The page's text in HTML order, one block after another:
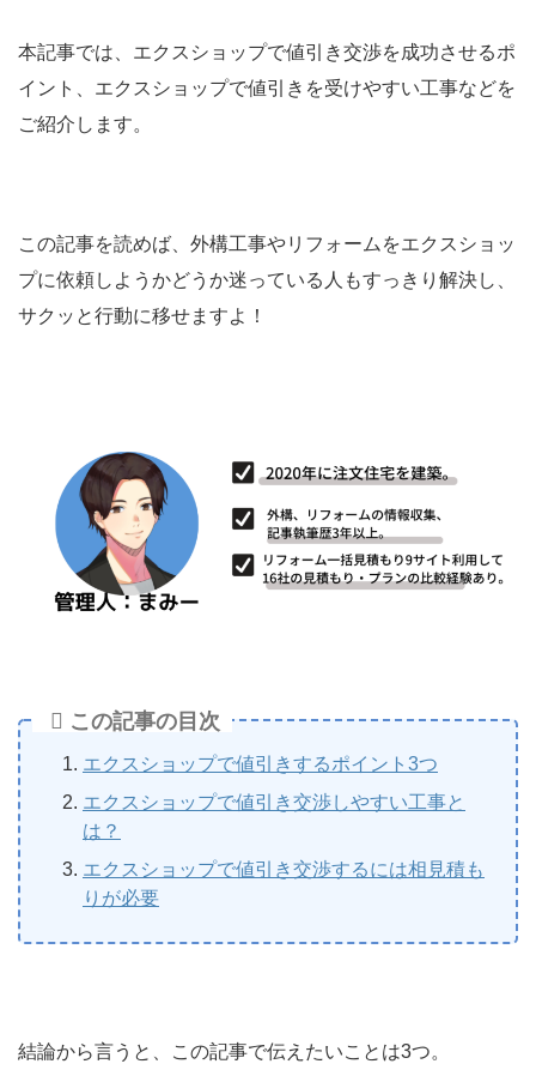
本記事では、エクスショップで値引き交渉を成功させるポ
イント、エクスショップで値引きを受けやすい工事などを
ご紹介します。
この記事を読めば、外構工事やリフォームをエクスショッ
プに依頼しようかどうか迷っている人もすっきり解決し、
サクッと行動に移せますよ！
この記事の目次
エクスショップで値引きするポイント3つ
エクスショップで値引き交渉しやすい工事と
は？
エクスショップで値引き交渉するには相見積も
りが必要
結論から言うと、この記事で伝えたいことは3つ。